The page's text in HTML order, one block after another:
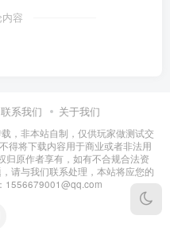
容
联系我们 关于我们
，非本站自制，仅供玩家做测试交
得将下载内容用于商业或者非法用
归原作者享有，如有不合规合法资
请与我们联系处理，本站将应您的
1556679001@qq.com